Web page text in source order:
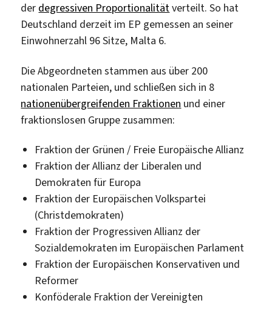
der degressiven Proportionalitätverteilt. So hat
Deutschland derzeit im EP gemessen an seiner
Einwohnerzahl 96 Sitze, Malta 6.
Die Abgeordneten stammen aus über 200
nationalen Parteien, und schließen sich in 8
nationenübergreifenden Fraktionen und einer
fraktionslosen Gruppe zusammen:
Fraktion der Grünen / Freie Europäische Allianz
Fraktion der Allianz der Liberalen und
Demokraten für Europa
Fraktion der Europäischen Volkspartei
(Christdemokraten)
Fraktion der Progressiven Allianz der
Sozialdemokraten im Europäischen Parlament
Fraktion der Europäischen Konservativen und
Reformer
Konföderale Fraktion der Vereinigten